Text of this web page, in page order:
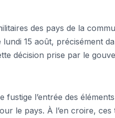
des pays de la
15 août, précisément
décision prise par le
l’entrée des
le pays. À l’en croire,